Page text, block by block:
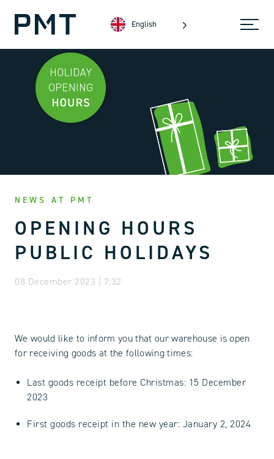
English
NEWS AT PMT
OPENING HOURS
PUBLIC HOLIDAYS
08 December 2023 | 7:32
We would like to inform you that our warehouse is open
for receiving goods at the following times:
Last goods receipt before Christmas: 15 December
2023
First goods receipt in the new year: January 2, 2024